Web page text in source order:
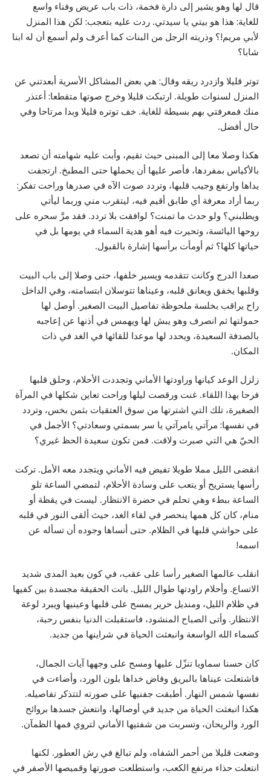
قال لها وهو يشير إلى دارة فخمة، ذات باب عريض وفناء واسع
للغاية: هذا هو بيتي يا سيدتي. ردت عليه بتعجب: لكن هذا المنزل
لأبي مريم!؟ وذريته الرجل من البنات كما أعرف ولم أسمع أن له ابنا
شابا؟
توتر قليلا وازدرد ريقه وقال: هي بعض المشاكل الأسرية أبعدتني عن
المنزل لسنوات طويلة. ارتبكت قليلا وخرج صوتها متقطعا: أعتذر
منك فمعرفتي بهم بسيطة للغاية. خف توتره قليلا وبدا مرتاحا وفي
حال أفضل.
هكذا وصلا معا إلى المبنى حيث تقيم، وأبت عليه شهامته أن تصعد
بالأكياس بمفردها، فأصر عليها أن يحملها حتى المطبخ. ارتجفت
يداها وارتفع وجيب قلبها، وتردد صوت الآه في صدرها وراحت تفكر:
ربما أراد معرفة أي طابق أقيم فيه، ليتقرب مني وربما ليأتي
ويطلبني؟ ولو حدث ما تمنت؟ لوافقت بلا تردد. فقد مرَّ سحره على
روحها اليائسة، وتحيرت فيه أهو هدية السماء في يومها بل في
حياتها كلها؟ ثم أومأت برأسها إشارة بالقبول.
صعدا الدرج وكانت تتقدمه ويسير خلفها، حتى وصلا إلى باب البيت
وقلبها يخفق ويعانق قلبه، وعيناها تتوسلان ابتسامته، وفي الداخل
راح يراقب بخلسة ملحوظة تفاصيل البيت الصغير. أوصل لها
حمولتها ثم انصرف وهو يبش لها ويهمس في أذنها عن إعاجبه
بالصدفة السعيدة، ويحدد لها موعدا للقائها في الغد في ذات
المكان.
زلزل الوعد كيانها وراودتها الأماني وتجددت الأحلام، وحلق قلبها
فرحا بهذا اللقاء. غنت ورقصت ليلها وراحت تعاين شكلها في المرآة
الصغيرة، تلك التي اشترتها من سوق العتقيات بثمن بخس، وتردد
في نفسها: مرآتي يامرآتي يا سر بسمتي وسعادتي؟ الأجمل في
الحيّ هي التي صبرت ولاقت. فمن تكون سعيدة الحظ غيري؟
انقضى الليل مملا طويلا تفيض فيه الأماني ويتجدد معه الأمل. تركت
رأسها يستريح أو يتعب على وسادة الأحلام، لتمضي الساعة تلو
الساعة ببطء وهي تحلم في حضرة الانتظار. ليست في يقظة أو
منام، كان كل همها ينحصر في لقاء الغد، حيث ألقى النور في قلبه
على حواشي قلبها في الظلام. حتى أنساها وجوده أن تسأله عن
اسمه!
انقلب عالمها الصغير رأسا على عقب، في كون بعيد المدى شديد
الاتساع. وأحلام راودتها طوال الليل. باتت الحقيقة مجسدة بين كفيها
في ظلام الليل، ومنديل حرير يمسح على قلبها وعينيها ويبرد لوعة
الانتظار. وأتى الصباح المنشود، فاستقبلت الدنيا بنفس رحبة،
كسماء الله الواسعة وانبعثت الحياة في شراينها من جديد.
كان حسنا سماويا تنزّل عليها ومسح على وجهها آيات الجمال،
فاشتعلت عيناها بالبريق وفاض خداها بلون الورد، وأضاءت في
نفسها شمس النهار. أطبقت جفنيها على صورته لتتذكر تفاصيله.
هكذا انبعثت الحياة من جديد في أوصالها، وانتعش جسدها بروائح
الورد والريحان، وتسربت من شفتيها الأماني لتروي فمها الظمآن.
وضعت قليلا من أحمر الشفاه، ولم تبالغ في رش العطور. لكنها
انتعلت حذاء مرتفع الكعب، واستطلعت صورتها وقميصها الأصفر في